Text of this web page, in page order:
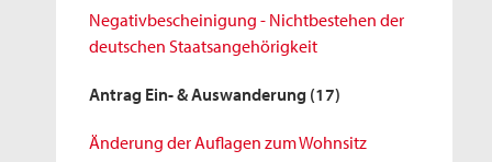
Negativbescheinigung - Nichtbestehen der
deutschen Staatsangehörigkeit
Antrag Ein- & Auswanderung (17)
Änderung der Auflagen zum Wohnsitz